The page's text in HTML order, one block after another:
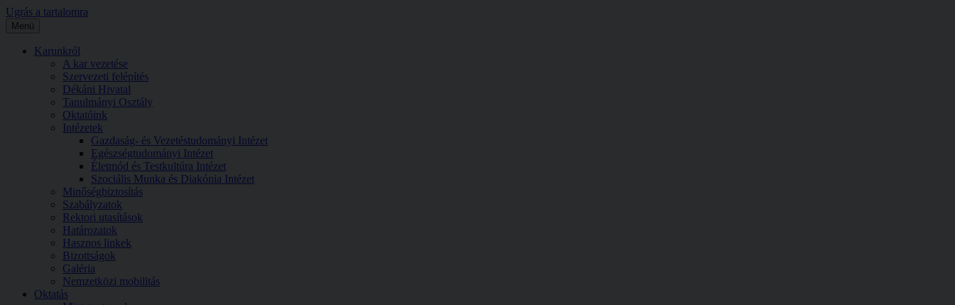
Ugrás a tartalomra
Menü
Karunkról
A kar vezetése
Szervezeti felépítés
Dékáni Hivatal
Tanulmányi Osztály
Oktatóink
Intézetek
Gazdaság- és Vezetéstudományi Intézet
Egészségtudományi Intézet
Életmód és Testkultúra Intézet
Szociális Munka és Diakónia Intézet
Minőségbiztosítás
Szabályzatok
Rektori utasítások
Határozatok
Hasznos linkek
Bizottságok
Galéria
Nemzetközi mobilitás
Oktatás